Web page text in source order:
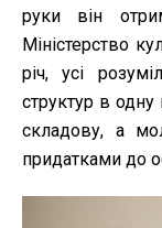
руки він
Міністерство
річ, усі
структур в
складову, а
придатками до